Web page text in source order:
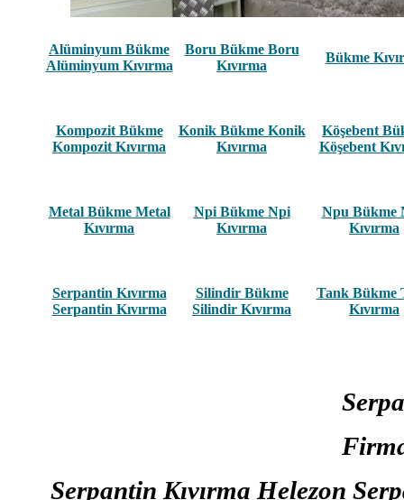
Alüminyum Bükme
Alüminyum Kıvırma
Boru Bükme Boru
Kıvırma
Bükme
Kompozit Bükme
Kompozit Kıvırma
Konik Bükme Konik
Kıvırma
Köşebent
Köşebent
Metal Bükme Metal
Kıvırma
Npi Bükme Npi
Kıvırma
Npu Bükme
Kıvırma
Serpantin Kıvırma
Serpantin Kıvırma
Silindir Bükme
Silindir Kıvırma
Tank Bükme
Kıvırma
Serpantin Kıvırma Helezon